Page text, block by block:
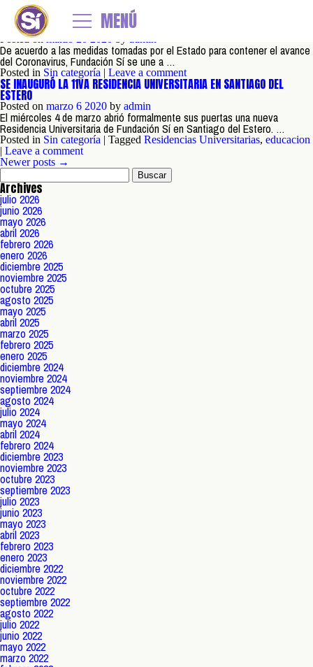
MENÚ
Yearly Archives: 2020
Newer posts
¿CÓMO AYUDAREMOS DURANTE EL AISLAMIENTO?
Posted on
De acuerdo a las medidas tomadas por el Estado para contener el avance
del Coronavirus, Fundación Sí se une a …
Posted in Sin categoría | Leave a comment
SE INAUGURÓ LA 11VA RESIDENCIA UNIVERSITARIA EN SANTIAGO DEL
ESTERO
Posted on marzo 6 2020 by admin
El miércoles 4 de marzo abrió formalmente sus puertas una nueva
Residencia Universitaria de Fundación Sí en Santiago del Estero. …
Posted in Sin categoría | Tagged Residencias Universitarias, educacion
| Leave a comment
Newer posts →
Buscar:
Archives
julio 2026
junio 2026
mayo 2026
abril 2026
febrero 2026
enero 2026
diciembre 2025
noviembre 2025
octubre 2025
agosto 2025
mayo 2025
abril 2025
marzo 2025
febrero 2025
enero 2025
diciembre 2024
noviembre 2024
septiembre 2024
agosto 2024
julio 2024
mayo 2024
abril 2024
febrero 2024
diciembre 2023
noviembre 2023
octubre 2023
septiembre 2023
julio 2023
junio 2023
mayo 2023
abril 2023
febrero 2023
enero 2023
diciembre 2022
noviembre 2022
octubre 2022
septiembre 2022
agosto 2022
julio 2022
junio 2022
mayo 2022
marzo 2022